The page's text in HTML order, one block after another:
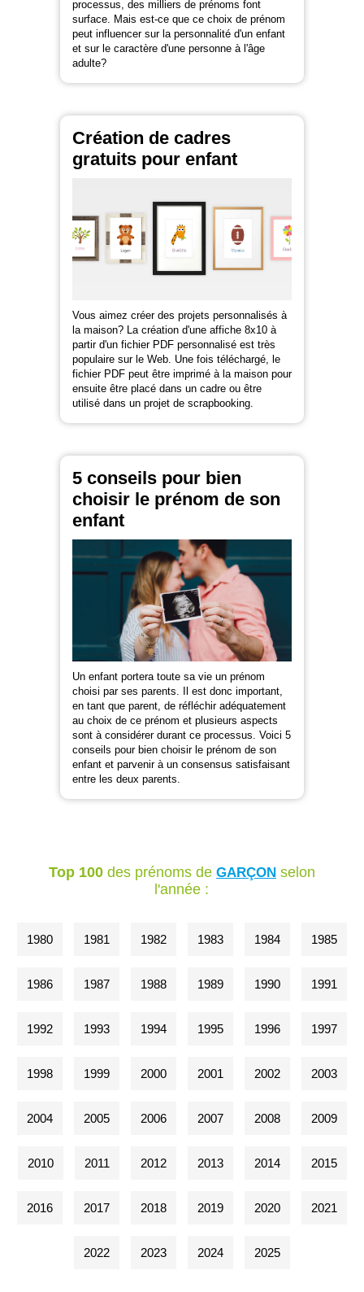
processus, des milliers de prénoms font
surface. Mais est-ce que ce choix de prénom
peut influencer sur la personnalité d'un enfant
et sur le caractère d'une personne à l'âge
adulte?
Création de cadres
gratuits pour enfant
Vous aimez créer des projets personnalisés à
la maison? La création d'une affiche 8x10 à
partir d'un fichier PDF personnalisé est très
populaire sur le Web. Une fois téléchargé, le
fichier PDF peut être imprimé à la maison pour
ensuite être placé dans un cadre ou être
utilisé dans un projet de scrapbooking.
5 conseils pour bien
choisir le prénom de son
enfant
Un enfant portera toute sa vie un prénom
choisi par ses parents. Il est donc important,
en tant que parent, de réfléchir adéquatement
au choix de ce prénom et plusieurs aspects
sont à considérer durant ce processus. Voici 5
conseils pour bien choisir le prénom de son
enfant et parvenir à un consensus satisfaisant
entre les deux parents.
Top 100des prénoms de GARÇONselon
l'année :
1980 1981 1982 1983 1984 1985
1986 1987 1988 1989 1990 1991
1992 1993 1994 1995 1996 1997
1998 1999 2000 2001 2002 2003
2004 2005 2006 2007 2008 2009
2010 2011 2012 2013 2014 2015
2016 2017 2018 2019 2020 2021
2022 2023 2024 2025